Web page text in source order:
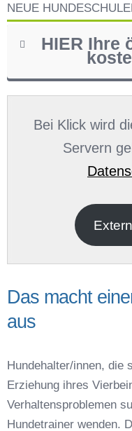
NEUE
HIER Ihre
Bei Klick wird
Servern
Das macht
aus
Hundehalter/innen, die
Erziehung ihres
Verhaltensproblemen
Hundetrainer wenden.